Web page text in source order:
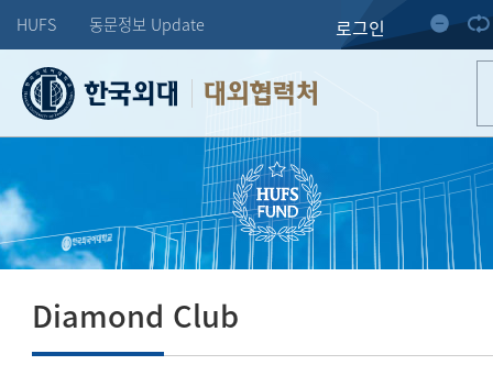
HUFS 동문정보 Update 로그인
대외협력처
Diamond Club